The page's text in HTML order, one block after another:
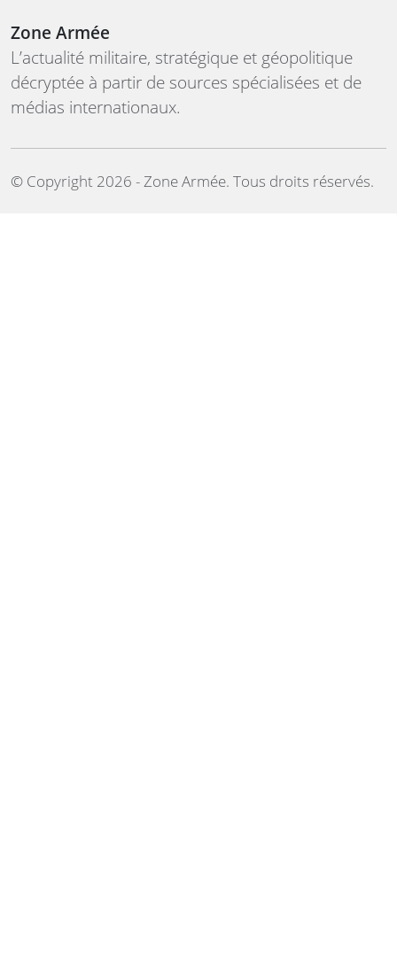
Zone Armée
L’actualité militaire, stratégique et géopolitique
décryptée à partir de sources spécialisées et de
médias internationaux.
©️ Copyright 2026 - Zone Armée. Tous droits réservés.